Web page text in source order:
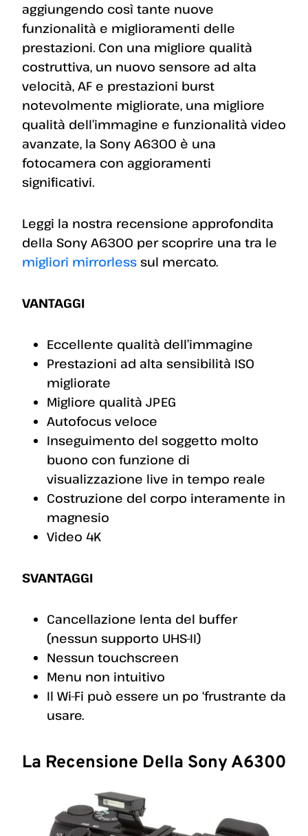
aggiungendo così tante nuove
funzionalità e miglioramenti delle
prestazioni. Con una migliore qualità
costruttiva, un nuovo sensore ad alta
velocità, AF e prestazioni burst
notevolmente migliorate, una migliore
qualità dell’immagine e funzionalità video
avanzate, la Sony A6300 è una
fotocamera con aggioramenti
significativi.
Leggi la nostra recensione approfondita
della Sony A6300 per scoprire una tra le
migliori mirrorless sul mercato.
VANTAGGI
Eccellente qualità dell’immagine
Prestazioni ad alta sensibilità ISO
migliorate
Migliore qualità JPEG
Autofocus veloce
Inseguimento del soggetto molto
buono con funzione di
visualizzazione live in tempo reale
Costruzione del corpo interamente in
magnesio
Video 4K
SVANTAGGI
Cancellazione lenta del buffer
(nessun supporto UHS-II)
Nessun touchscreen
Menu non intuitivo
Il Wi-Fi può essere un po ‘frustrante da
usare.
La Recensione Della Sony A6300